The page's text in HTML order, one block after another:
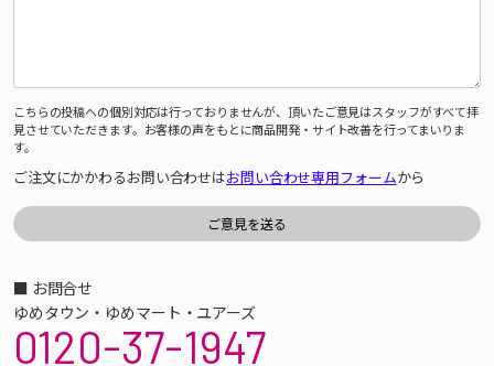
こちらの投稿への個別対応は行っておりませんが、頂いたご意見はスタッフがすべて拝
見させていただきます。お客様の声をもとに商品開発・サイト改善を行ってまいりま
す。
ご注文にかかわるお問い合わせはお問い合わせ専用フォームから
■ お問合せ
ゆめタウン・ゆめマート・ユアーズ
0120-37-1947